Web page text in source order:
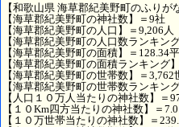
【和歌山県 海草郡紀美野町のふりが
【海草郡紀美野町の神社数】＝9社
【海草郡紀美野町の人口】＝9,206人
【海草郡紀美野町の人口数ランキン
【海草郡紀美野町の面積】＝128.34
【海草郡紀美野町の面積ランキング
【海草郡紀美野町の世帯数】＝3,762
【海草郡紀美野町の世帯数ランキン
【人口１０万人当たりの神社数】＝
【１０Km四方当たりの神社数】＝
【１０万世帯当たりの神社数】＝